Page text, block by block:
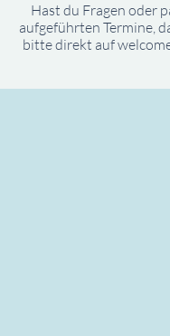
Hast du Fragen oder
aufgeführten Termine,
bitte direkt auf